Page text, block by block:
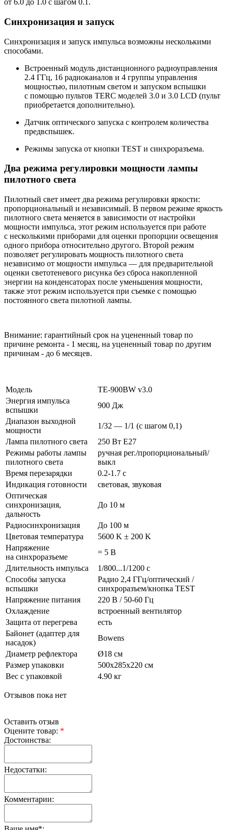
от 6.0 до 1.0 с шагом 0.1.
Синхронизация и запуск
Синхронизация и запуск импульса возможны несколькими
способами.
Встроенный модуль дистанционного радиоуправления
2.4 ГГц, 16 радиоканалов и 4 группы управления
мощностью, пилотным светом и запуском вспышки
с помощью пультов TERC моделей 3.0 и 3.0 LCD (пульт
приобретается дополнительно).
Датчик оптического запуска с контролем количества
предвспышек.
Режимы запуска от кнопки TEST и синхроразъема.
Два режима регулировки мощности лампы
пилотного света
Пилотный свет имеет два режима регулировки яркости:
пропорциональный и независимый. В первом режиме яркость
пилотного света меняется в зависимости от настройки
мощности импульса, этот режим используется при работе
с несколькими приборами для оценки пропорции освещения
одного прибора относительно другого. Второй режим
позволяет регулировать мощность пилотного света
независимо от мощности импульса — для предварительной
оценки светотеневого рисунка без сброса накопленной
энергии на конденсаторах после уменьшения мощности,
также этот режим используется при съемке с помощью
постоянного света пилотной лампы.
Внимание: гарантийный срок на уцененный товар по
причине ремонта - 1 месяц, на уцененный товар по другим
причинам - до 6 месяцев.
Модель
TE-900BW v3.0
Энергия импульса
вспышки
900 Дж
Диапазон выходной
мощности
1/32 — 1/1 (с шагом 0,1)
Лампа пилотного света
250 Вт Е27
Режимы работы лампы
пилотного света
ручная рег./пропорциональный/
выкл
Время перезарядки
0.2-1.7 с
Индикация готовности
световая, звуковая
Оптическая
синхронизация,
дальность
До 10 м
Радиосинхронизация
До 100 м
Цветовая температура
5600 K ± 200 K
Напряжение
на синхроразъеме
= 5 В
Длительность импульса
1/800...1/1200 c
Способы запуска
вспышки
Радио 2,4 ГГц/оптический /
синхроразъем/кнопка TEST
Напряжение питания
220 В / 50-60 Гц
Охлаждение
встроенный вентилятор
Защита от перегрева
есть
Байонет (адаптер для
насадок)
Bowens
Диаметр рефлектора
Ø18 см
Размер упаковки
500х285х220 см
Вес с упаковкой
4.90 кг
Отзывов пока нет
Оставить отзыв
Оцените товар: *
Достоинства:
Недостатки:
Комментарии: